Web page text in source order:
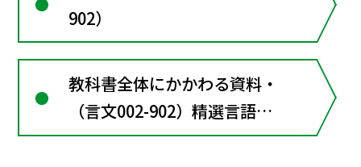
902）
教科書全体にかかわる資料・
（言文002-902）精選言語文
化